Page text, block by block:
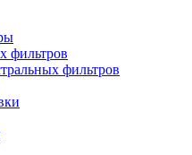
фильтров
фильтров